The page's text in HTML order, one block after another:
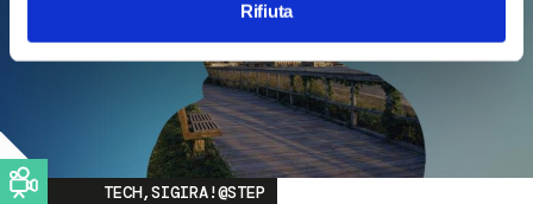
Rifiuta
Image
TECH,SIGIRA!@STEP